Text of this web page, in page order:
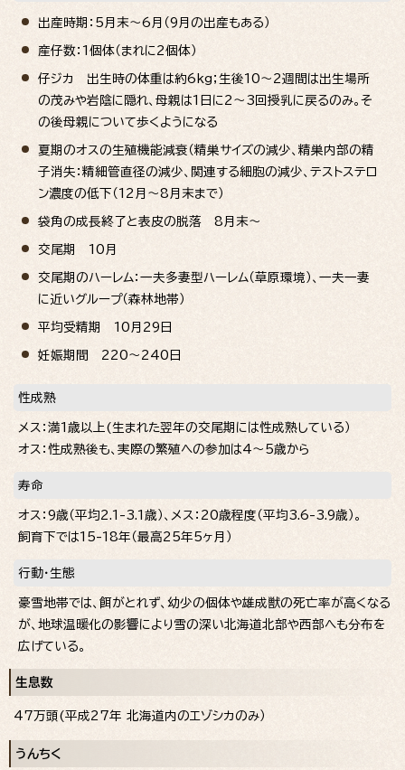
出産時期：5月末～6月（9月の出産もある）
産仔数：1個体（まれに2個体）
仔ジカ 出生時の体重は約6kg；生後10～2週間は出生場所
の茂みや岩陰に隠れ、母親は1日に2～3回授乳に戻るのみ。そ
の後母親について歩くようになる
夏期のオスの生殖機能減衰（精巣サイズの減少、精巣内部の精
子消失：精細管直径の減少、関連する細胞の減少、テストステロ
ン濃度の低下（12月～8月末まで）
袋角の成長終了と表皮の脱落 8月末～
交尾期 10月
交尾期のハーレム：一夫多妻型ハーレム（草原環境）、一夫一妻
に近いグループ（森林地帯）
平均受精期 10月29日
妊娠期間 220～240日
性成熟
メス：満1歳以上(生まれた翌年の交尾期には性成熟している）
オス：性成熟後も、実際の繁殖への参加は4～5歳から
寿命
オス：9歳（平均2.1-3.1歳）、メス：20歳程度（平均3.6-3.9歳）。
飼育下では15-18年（最高25年5ヶ月）
行動・生態
豪雪地帯では、餌がとれず、幼少の個体や雄成獣の死亡率が高くなる
が、地球温暖化の影響により雪の深い北海道北部や西部へも分布を
広げている。
生息数
47万頭(平成27年 北海道内のエゾシカのみ）
うんちく